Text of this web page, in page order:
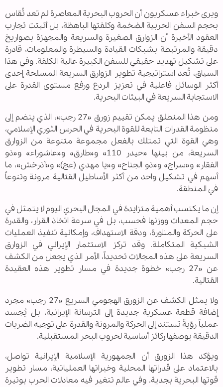
ويرى خبراء عسكريون أن الحروب البحرية المعاصرة لم تعد تُقاس
بحجم السفن الحربية الضخمة وكلفتها الباهظة، بل أثبتت تجارب
العقود الأخيرة أن الزوارق الصغيرة والسريعة والمجهزة بصواريخ
دقيقة والمرتبطة بشبكات القيادة والسيطرة والمعلومات، قادرة
على تشكيل تهديد حقيقي للسفن الكبيرة عالية الكلفة. وفي هذا
السياق، تُعد استراتيجية تطوير الزوارق السريعة المسلحة إحدى
أكثر الوسائل فاعلية في تعزيز الردع ورفع مستوى القدرة على
الاستجابة السريعة في البيئات البحرية.
ومن هذا المنطلق يمكن تقييم زورق «27 رجب»، الذي ينضم إلى
منظومة القدرات التابعة للقوة البحرية في الحرس الثوري الإسلامي،
وهي القوة التي تمتلك بالفعل مجموعة متنوعة من الزوارق
السريعة، من بينها «حيدر 110» و«طارق» و«عاشوراء» و«ذو
الفقار» و«سراج» و«ذو الجناح» و«يا مهدي (عج)» و«آذرخش»، ما
أسهم في تشكيل واحد من أكثر الأساطيل القتالية مرونة وتنوعاً
في المنطقة.
إن ما يكتسب أهمية متزايدة في المجال البحري اليوم لا يتمثل في
حجم المعدات ووزنها فحسب، بل في سرعة اتخاذ القرار، والقدرة
على الحركة والمناورة، ودقة الاستهداف، وإمكانية تنفيذ العمليات
الشبكية المتكاملة. وقد تركز الاستثمار الإيراني في الزوارق
السريعة على هذه المجالات تحديداً، الأمر الذي يجعل من الكشف
عن «27 رجب» خطوة جديدة في مسار تطوير هذه العقيدة
القتالية.
ولا يمثل الكشف عن الزورق الهجومي السريع «27 رجب» مجرد
إضافة قطعة عسكرية جديدة إلى الترسانة الإيرانية، بل يُجسد
عملياً رؤيةً تستند إلى الحركة والمرونة والقدرة على توجيه الضربات
الدقيقة بوصفها ركائز أساسية لحروب البحر المستقبلية.
ويؤكد هذا الزورق أن الجمهورية الإسلامية الإيرانية تواصل،
بالاعتماد على قدراتها المحلية وخبراتها العملياتية، مسار تطوير
قوتها البحرية بجدية. وفي عالم تتغير فيه معادلات الحرب بوتيرة